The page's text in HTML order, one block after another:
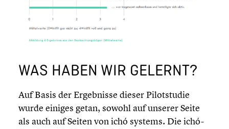
WAS HABEN WIR GELERNT?
Auf Basis der Ergeb­nisse dieser Pilot­stu­die
wurde einiges getan, sowohl auf unserer Seite
als auch auf Seiten von ichó systems. Die ichó-